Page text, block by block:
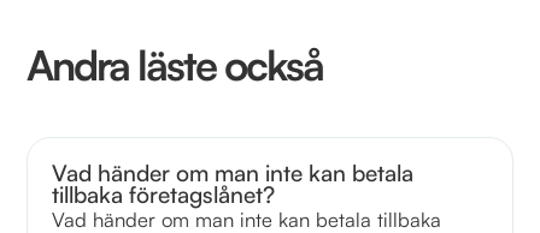
Andra läste också
Vad händer om man inte kan betala
tillbaka företagslånet?
Vad händer om man inte kan betala tillbaka